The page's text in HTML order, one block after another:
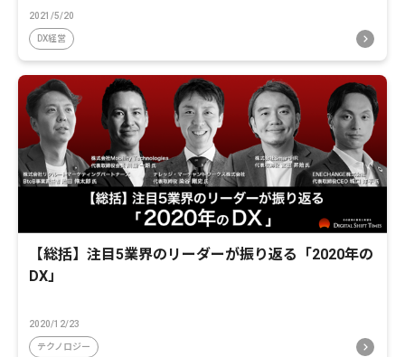
2021/5/20
DX経営
【総括】注目5業界のリーダーが振り返る「2020年の
DX」
2020/12/23
テクノロジー